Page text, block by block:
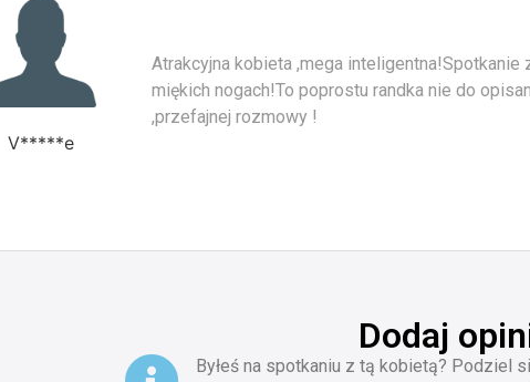
V*****e
Atrakcyjna kobieta ,mega
miękich nogach!To poprostu randka nie do
,przefajnej rozmowy !
Dodaj
Byłeś na spotkaniu z tą kobietą? Podziel